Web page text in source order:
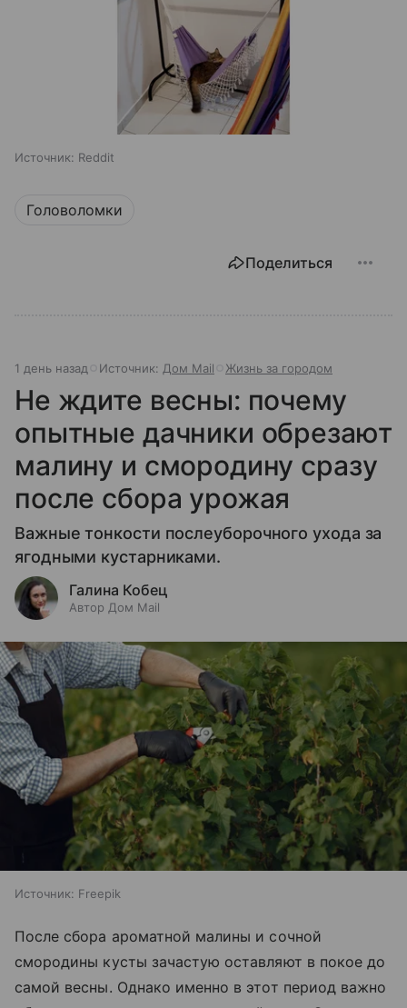
Источник: Reddit
Головоломки
Поделиться
1 день назад Источник: Дом Mail Жизнь за городом
Не ждите весны: почему
опытные дачники обрезают
малину и смородину сразу
после сбора урожая
Важные тонкости послеуборочного ухода за
ягодными кустарниками.
Галина Кобец
Автор Дом Mail
Источник: Freepik
После сбора ароматной малины и сочной
смородины кусты зачастую оставляют в покое до
самой весны. Однако именно в этот период важно